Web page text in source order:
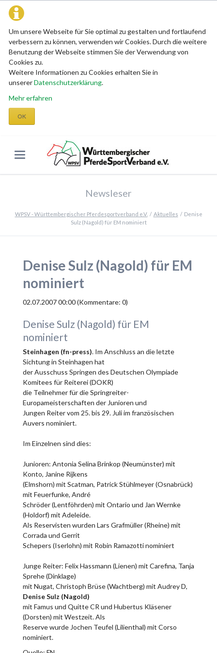
Um unsere Webseite für Sie optimal zu gestalten und fortlaufend
verbessern zu können, verwenden wir Cookies. Durch die weitere
Benutzung der Webseite stimmen Sie der Verwendung von
Cookies zu.
Weitere Informationen zu Cookies erhalten Sie in
unsererDatenschutzerklärung.
Mehr erfahren
OK
Newsleser
WPSV - Württembergischer Pferdesportverband e.V. Aktuelles
Denise
Sulz (Nagold) für EM nominiert
Denise Sulz (Nagold) für EM
nominiert
02.07.2007 00:00(Kommentare: 0)
Denise Sulz (Nagold) für EM
nominiert
Steinhagen (fn-press). Im Anschluss an die letzte
Sichtung in Steinhagen hat
der Ausschuss Springen des Deutschen Olympiade
Komitees für Reiterei (DOKR)
die Teilnehmer für die Springreiter-
Europameisterschaften der Junioren und
Jungen Reiter vom 25. bis 29. Juli im französischen
Auvers nominiert.
Im Einzelnen sind dies:
Junioren: Antonia Selina Brinkop (Neumünster) mit
Konto, Janine Rijkens
(Elmshorn) mit Scatman, Patrick Stühlmeyer (Osnabrück)
mit Feuerfunke, André
Schröder (Lentföhrden) mit Ontario und Jan Wernke
(Holdorf) mit Adeleide.
Als Reservisten wurden Lars Grafmüller (Rheine) mit
Corrada und Gerrit
Schepers (Iserlohn) mit Robin Ramazotti nominiert
Junge Reiter: Felix Hassmann (Lienen) mit Carefina, Tanja
Sprehe (Dinklage)
mit Nugat, Christoph Brüse (Wachtberg) mit Audrey D,
Denise Sulz (Nagold)
mit Famus und Quitte CR und Hubertus Kläsener
(Dorsten) mit Westzeit. Als
Reserve wurde Jochen Teufel (Lilienthal) mit Corso
nominiert.